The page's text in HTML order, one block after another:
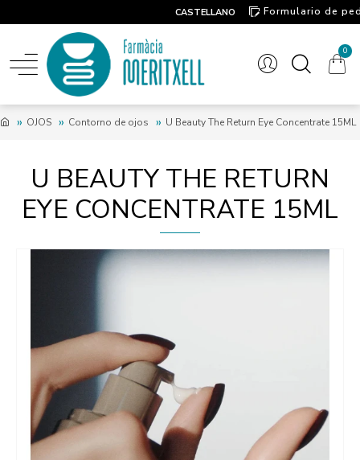
CASTELLANO
Formulario de
0
OJOS Contorno de ojos U Beauty The Return Eye Concentrate 15ML
U BEAUTY THE RETURN
EYE CONCENTRATE 15ML